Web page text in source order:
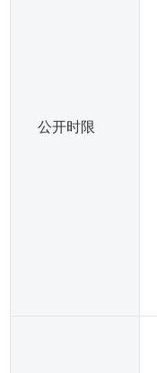
公开时限